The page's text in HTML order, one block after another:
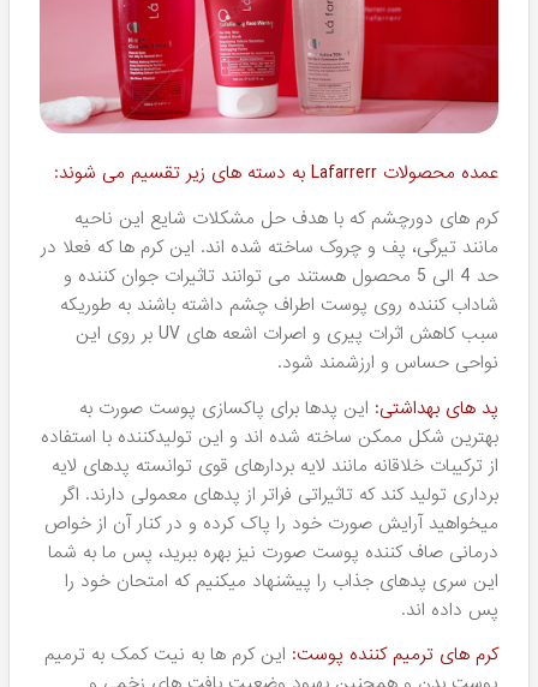
تاریخچه برند لافارر
لابراتوارهای علمی دکتر کامکار باز می گردد. دکتر محمد کامکار
علاوه بر تاسیس این برند، به عنوان موسس برند های دیگری
همچون دفلی و جوجو نیز شناخته می شود. در طول فعالیت
این مجموعه، احترام به نیاز مصرف کنندگان، بهره مندی از
تکنولوژی و فرمولاسیون روز دنیا و ارائه محصولات باکیفیت
عالی همواره هدف اصلی لابراتوارهای دکتر کامکار در تولید این
محصولات بوده است. امروزه گسترش عرضه محصولات این
کارخانه به حدی رسیده است که نه تنها در ایران بلکه به کشوره
های حاشیه خلیج فارس، آفریقا و اروپای شرقی نیز عرضه می
شوند.